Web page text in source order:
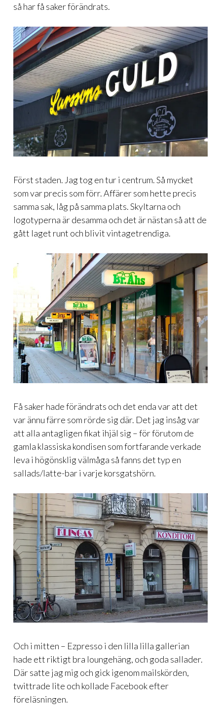
så har få saker förändrats.
Först staden. Jag tog en tur i centrum. Så mycket
som var precis som förr. Affärer som hette precis
samma sak, låg på samma plats. Skyltarna och
logotyperna är desamma och det är nästan så att de
gått laget runt och blivit vintagetrendiga.
Få saker hade förändrats och det enda var att det
var ännu färre som rörde sig där. Det jag insåg var
att alla antagligen fikat ihjäl sig – för förutom de
gamla klassiska kondisen som fortfarande verkade
leva i högönsklig välmåga så fanns det typ en
sallads/latte-bar i varje korsgatshörn.
Och i mitten – Ezpresso i den lilla lilla gallerian
hade ett riktigt bra loungehäng, och goda sallader.
Där satte jag mig och gick igenom mailskörden,
twittrade lite och kollade Facebook efter
föreläsningen.